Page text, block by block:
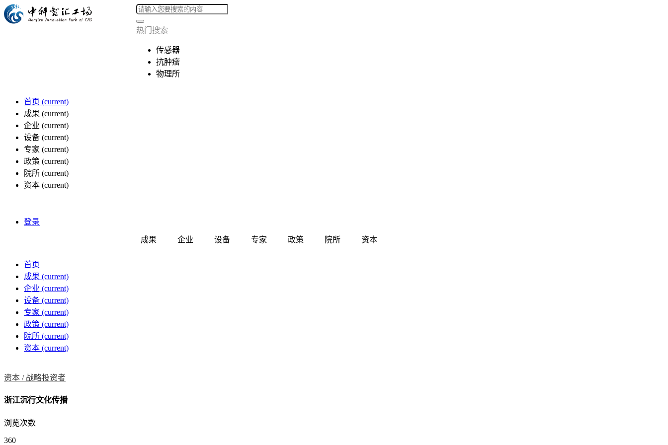
热门搜索
传感器
抗肿瘤
物理所
首页 (current)
成果 (current)
企业 (current)
设备 (current)
专家 (current)
政策 (current)
院所 (current)
资本 (current)
登录
成果 企业 设备 专家 政策 院所 资本
首页
成果 (current)
企业 (current)
设备 (current)
专家 (current)
政策 (current)
院所 (current)
资本 (current)
资本 / 战略投资者
浙江沉行文化传播
浏览次数
360